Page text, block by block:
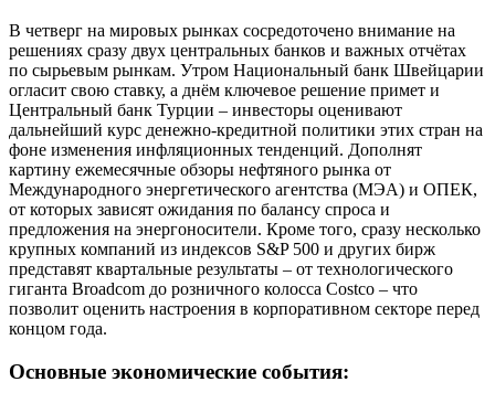
В четверг на мировых рынках сосредоточено внимание на
решениях сразу двух центральных банков и важных отчётах
по сырьевым рынкам. Утром Национальный банк Швейцарии
огласит свою ставку, а днём ключевое решение примет и
Центральный банк Турции – инвесторы оценивают
дальнейший курс денежно-кредитной политики этих стран на
фоне изменения инфляционных тенденций. Дополнят
картину ежемесячные обзоры нефтяного рынка от
Международного энергетического агентства (МЭА) и ОПЕК,
от которых зависят ожидания по балансу спроса и
предложения на энергоносители. Кроме того, сразу несколько
крупных компаний из индексов S&P 500 и других бирж
представят квартальные результаты – от технологического
гиганта Broadcom до розничного колосса Costco – что
позволит оценить настроения в корпоративном секторе перед
концом года.
Основные экономические события: